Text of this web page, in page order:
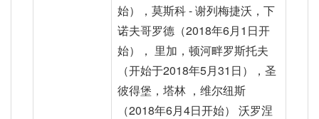
始），莫斯科 - 谢列梅捷沃，下
诺夫哥罗德（2018年6月1日开
始）， 里加，顿河畔罗斯托夫
（开始于2018年5月31日），圣
彼得堡，塔林 ，维尔纽斯
（2018年6月4日开始） 沃罗涅